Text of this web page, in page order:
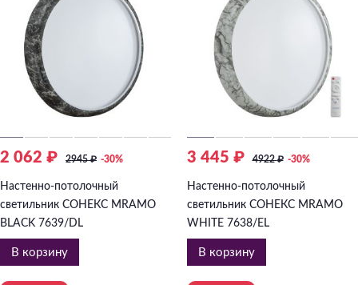
2 062 ₽ 2945₽ -30%
Настенно-потолочный
светильник СОНЕКС MRAMO
BLACK 7639/DL
В корзину
3 445 ₽ 4922₽ -30%
Настенно-потолочный
светильник СОНЕКС MRAMO
WHITE 7638/EL
В корзину